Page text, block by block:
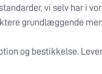
vi selv har i
grundlæggende
og bestikkelse.